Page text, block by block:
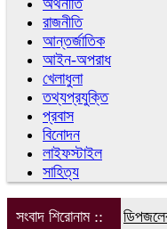
অর্থনীতি
রাজনীতি
আন্তর্জাতিক
আইন-অপরাধ
খেলাধুলা
তথ্যপ্রযুক্তি
প্রবাস
বিনোদন
লাইফস্টাইল
সাহিত্য
সংবাদ শিরোনাম :: ডিপজলের